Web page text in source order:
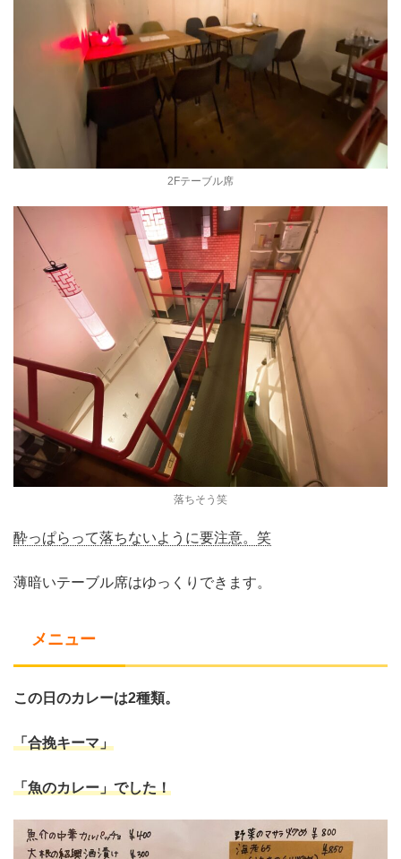
2Fテーブル席
落ちそう笑
酔っぱらって落ちないように要注意。笑
薄暗いテーブル席はゆっくりできます。
メニュー
この日のカレーは2種類。
「合挽キーマ」
「魚のカレー」でした！